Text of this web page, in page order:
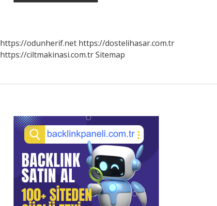
https://odunherif.net https://dostelihasar.com.tr
https://ciltmakinasi.com.trSitemap
Sidebar